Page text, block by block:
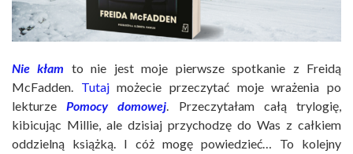
Nie kłam to nie jest moje pierwsze spotkanie z Freidą
McFadden. Tutaj możecie przeczytać moje wrażenia po
lekturzePomocy domowej. Przeczytałam całą trylogię,
kibicując Millie, ale dzisiaj przychodzę do Was z całkiem
oddzielną książką. I cóż mogę powiedzieć… To kolejny